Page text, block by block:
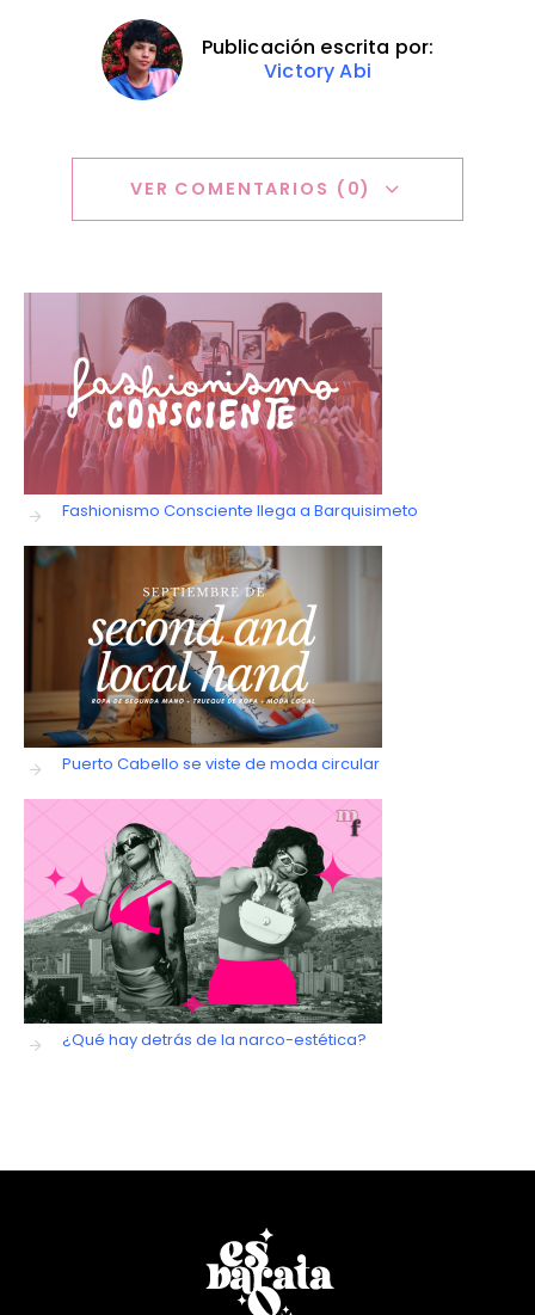
Publicación escrita por:
Victory Abi
VER COMENTARIOS (0)
Fashionismo Consciente llega a Barquisimeto
Puerto Cabello se viste de moda circular
¿Qué hay detrás de la narco-estética?